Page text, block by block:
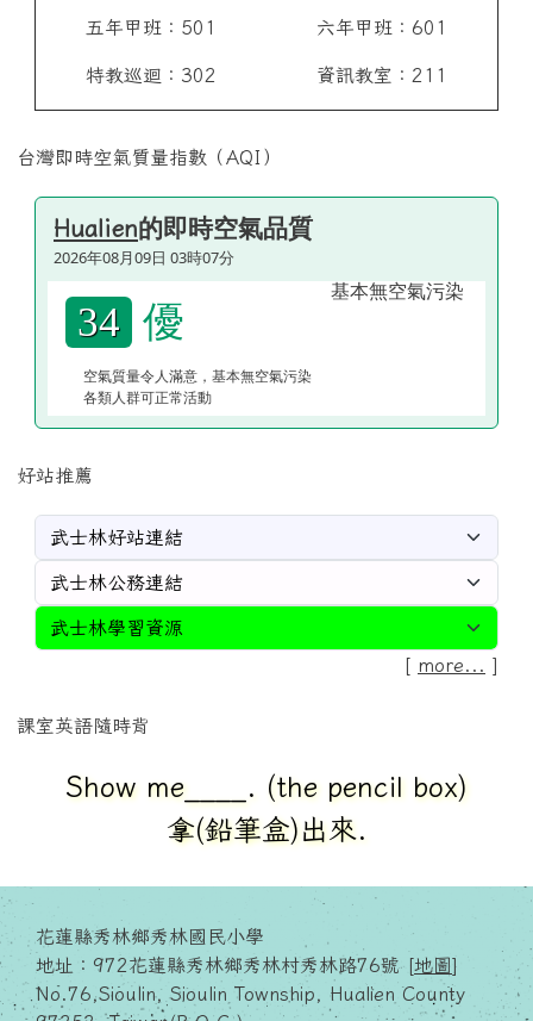
五年甲班：501
特教巡迴：302
六年甲班：601
資訊教室：211
台灣即時空氣質量指數（AQI）
Hualien的即時空氣品質
2026年08月09日 03時07分
34 優
空氣質量令人滿意，基本無空氣污染
各類人群可正常活動
好站推薦
[ more... ]
課室英語隨時背
Show me____. (the pencil box)
拿(鉛筆盒)出來.
花蓮縣秀林鄉秀林國民小學
地址：972花蓮縣秀林鄉秀林村秀林路76號 [地圖]
No.76,Sioulin, Sioulin Township, Hualien County